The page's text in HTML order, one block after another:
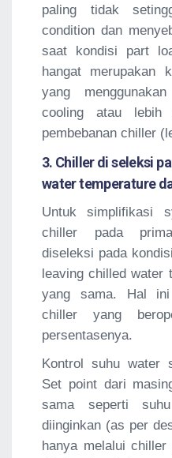
paling tidak
condition dan
saat kondisi part
hangat merupakan
yang
cooling atau lebih
pembebanan chiller
3. Chiller di seleksi
water temperature
Untuk simplifikasi
chiller pada
diseleksi pada
leaving chilled water
yang sama. Hal ini
chiller yang
persentasenya.
Kontrol suhu water
Set point dari
sama seperti
diinginkan (as per
hanya melalui